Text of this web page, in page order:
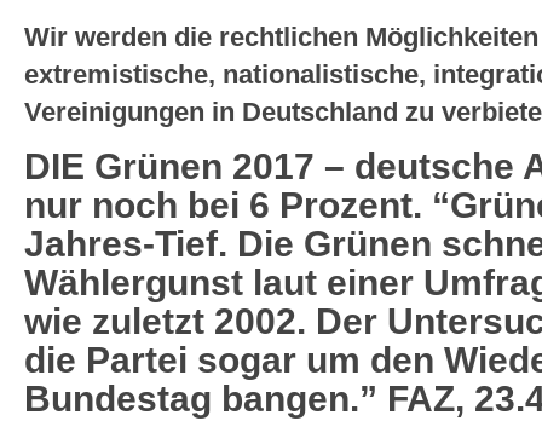
Wir werden die rechtlichen
extremistische, nationalistische,
Vereinigungen in Deutschland zu
DIE Grünen 2017 – deutsche
nur noch bei 6 Prozent.
Jahres-Tief. Die Grünen
Wählergunst laut einer
wie zuletzt 2002. Der
die Partei sogar um den
Bundestag bangen.” FAZ,